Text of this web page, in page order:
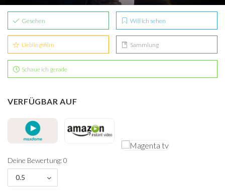
Gesehen Will ich sehen
Lieblingsfilm Sammlung
Schaue ich gerade
VERFÜGBAR AUF
Deine Bewertung: 0
0.5